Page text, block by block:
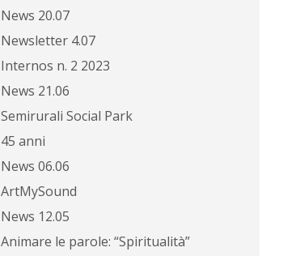
News 20.07
Newsletter 4.07
Internos n. 2 2023
News 21.06
Semirurali Social Park
45 anni
News 06.06
ArtMySound
News 12.05
Animare le parole: “Spiritualità”